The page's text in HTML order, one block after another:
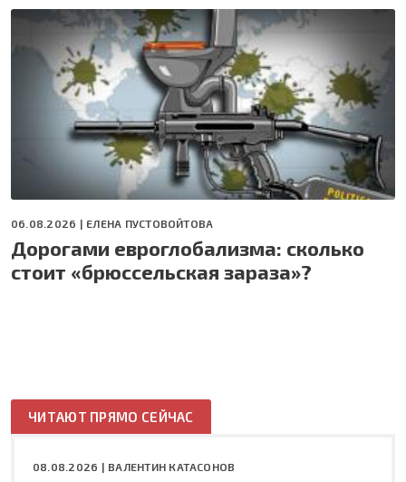
06.08.2026 | ЕЛЕНА ПУСТОВОЙТОВА
Дорогами евроглобализма: сколько
стоит «брюссельская зараза»?
ЧИТАЮТ ПРЯМО СЕЙЧАС
08.08.2026 | ВАЛЕНТИН КАТАСОНОВ